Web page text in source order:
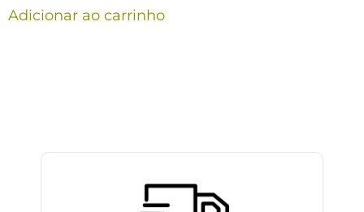
Adicionar ao carrinho